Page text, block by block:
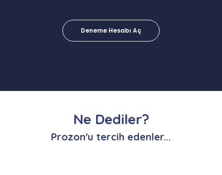
Deneme Hesabı Aç
Ne Dediler?
Prozon'u tercih edenler...